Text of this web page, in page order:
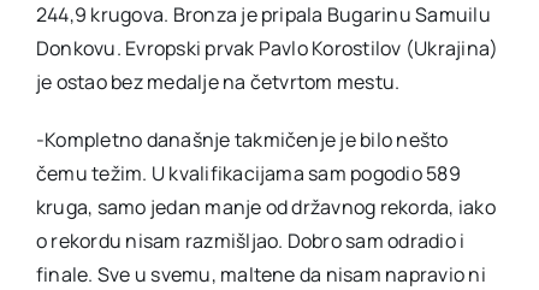
244,9 krugova. Bronza je pripala Bugarinu Samuilu
Donkovu. Evropski prvak Pavlo Korostilov (Ukrajina)
je ostao bez medalje na četvrtom mestu.
-Kompletno današnje takmičenje je bilo nešto
čemu težim. U kvalifikacijama sam pogodio 589
kruga, samo jedan manje od državnog rekorda, iako
o rekordu nisam razmišljao. Dobro sam odradio i
finale. Sve u svemu, maltene da nisam napravio ni